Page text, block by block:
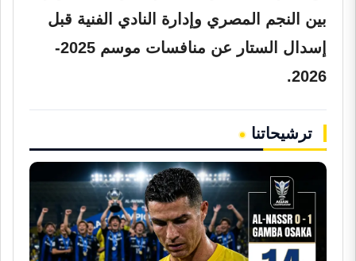
بين النجم المصري وإدارة النادي الفنية قبل
إسدال الستار عن منافسات موسم 2025-
2026.
ترشيحاتنا